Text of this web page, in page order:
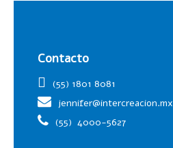
Contacto
(55) 1801 8081
jennifer@intercreacion.mx
(55) 4000-5627